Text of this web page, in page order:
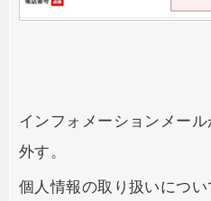
インフォメーションメー
外す。
個人情報の取り扱いにつ